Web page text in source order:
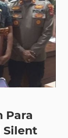
Para
Silent